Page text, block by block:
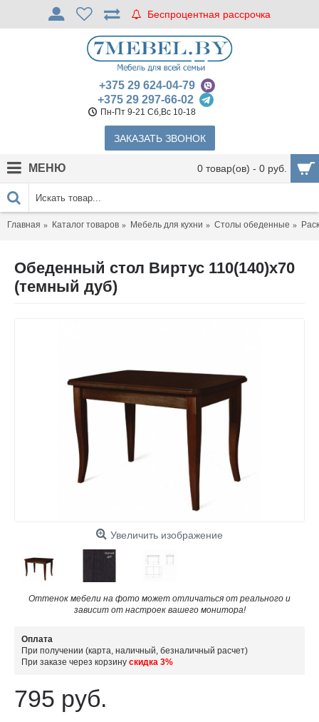
Беспроцентная рассрочка
+375 29 624-04-79
+375 29 297-66-02
Пн-Пт 9-21 Сб,Вс 10-18
ЗАКАЗАТЬ ЗВОНОК
0 товар(ов) - 0 руб.
МЕНЮ
Главная Каталог товаров Мебель для кухни Столы обеденные
Обеденный стол Виртус 110(140)x70
(темный дуб)
Увеличить изображение
Оттенок мебели на фото может отличаться от реального и
зависит от настроек вашего монитора!
Оплата
При получении (карта, наличный, безналичный расчет)
При заказе через корзину скидка 3%
795 руб.